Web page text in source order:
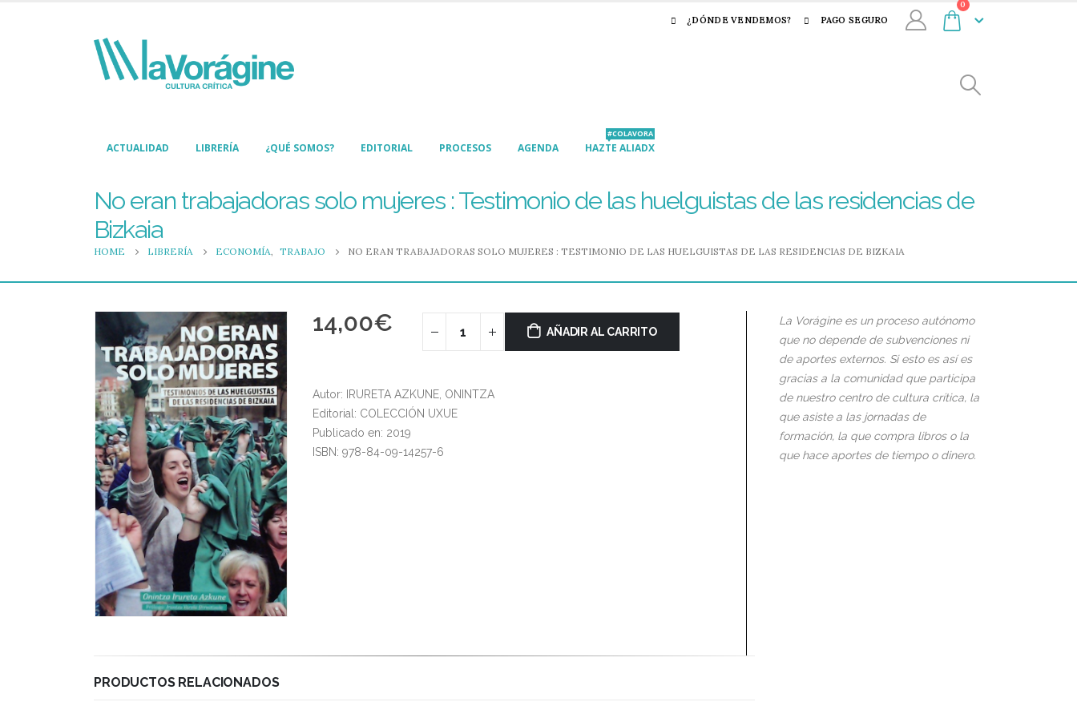
¿DÓNDE VENDEMOS? PAGO SEGURO
0
ACTUALIDAD LIBRERÍA ¿QUÉ SOMOS? EDITORIAL PROCESOS AGENDA HAZTE ALIADX
#COLAVORA
No eran trabajadoras solo mujeres : Testimonio de las huelguistas de las residencias de
Bizkaia
HOME LIBRERÍA ECONOMÍA, TRABAJO NO ERAN TRABAJADORAS SOLO MUJERES : TESTIMONIO DE LAS HUELGUISTAS DE LAS RESIDENCIAS DE BIZKAIA
14,00€ AÑADIR AL CARRITO
Autor: IRURETA AZKUNE, ONINTZA
Editorial: COLECCIÓN UXUE
Publicado en: 2019
ISBN: 978-84-09-14257-6
PRODUCTOS RELACIONADOS
La Vorágine es un proceso autónomo
que no depende de subvenciones ni
de aportes externos. Si esto es así es
gracias a la comunidad que participa
de nuestro centro de cultura crítica, la
que asiste a las jornadas de
formación, la que compra libros o la
que hace aportes de tiempo o dinero.